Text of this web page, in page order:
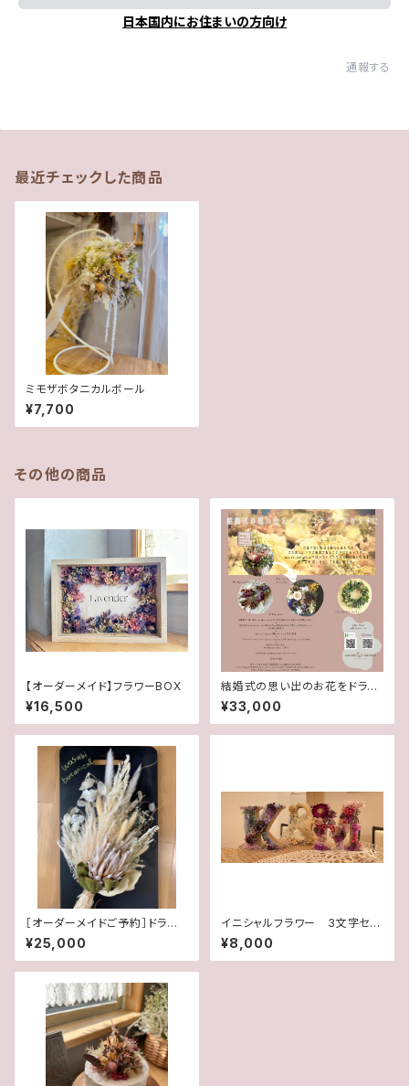
日本国内にお住まいの方向け
通報する
最近チェックした商品
ミモザボタニカルボール
¥7,700
その他の商品
【オーダーメイド】フラワーBOX
¥16,500
結婚式の思い出のお花をドライ
フラワーでお届けするサービス
¥33,000
［オーダーメイドご予約］ドライフ
ラワーウェディングブーケ
¥25,000
イニシャルフラワー 3文字セッ
ト
¥8,000